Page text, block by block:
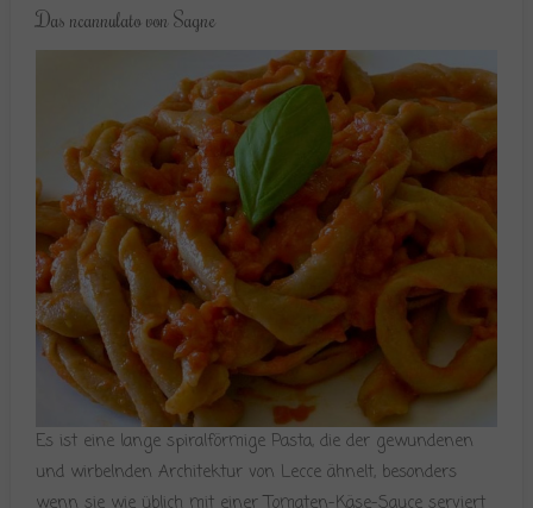
Das ncannulato von Sagne
Es ist eine lange spiralförmige Pasta, die der gewundenen
und wirbelnden Architektur von Lecce ähnelt, besonders